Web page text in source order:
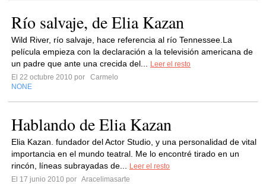
Río salvaje, de Elia Kazan
Wild River, río salvaje, hace referencia al río Tennessee.La
película empieza con la declaración a la televisión americana de
un padre que ante una crecida del...
Leer el resto
El 22 octubre 2010 por
Carmelo
NONE
Hablando de Elia Kazan
Elia Kazan. fundador del Actor Studio, y una personalidad de vital
importancia en el mundo teatral. Me lo encontré tirado en un
rincón, líneas subrayadas de...
Leer el resto
El 17 junio 2010 por Aracelimasarte